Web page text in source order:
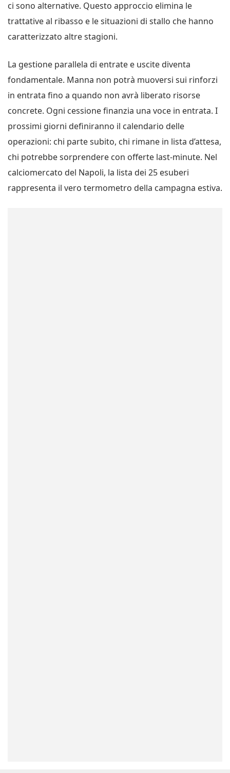
ci sono alternative. Questo approccio elimina le
trattative al ribasso e le situazioni di stallo che hanno
caratterizzato altre stagioni.
La gestione parallela di entrate e uscite diventa
fondamentale. Manna non potrà muoversi sui rinforzi
in entrata fino a quando non avrà liberato risorse
concrete. Ogni cessione finanzia una voce in entrata. I
prossimi giorni definiranno il calendario delle
operazioni: chi parte subito, chi rimane in lista d’attesa,
chi potrebbe sorprendere con offerte last-minute. Nel
calciomercato del Napoli, la lista dei 25 esuberi
rappresenta il vero termometro della campagna estiva.